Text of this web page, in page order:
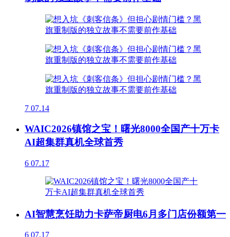
7 07.14
WAIC2026镇馆之宝！曙光8000全国产十万卡
AI超集群真机全球首秀
6 07.17
AI智慧烹饪助力卡萨帝厨电6月多门店份额第一
6 07.17